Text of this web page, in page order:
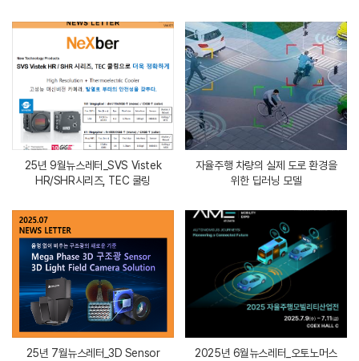
25년 9월뉴스레터_SVS Vistek
HR/SHR시리즈, TEC 쿨링
자율주행 차량의 실제 도로 환경을
위한 딥러닝 모델
25년 7월뉴스레터_3D Sensor
2025년 6월뉴스레터_오토노머스